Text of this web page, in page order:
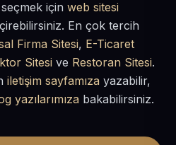
için web sitesi
En çok tercih
Firma Sitesi, E-Ticaret
Sitesi ve Restoran Sitesi.
iletişim sayfamıza yazabilir,
yazılarımıza bakabilirsiniz.